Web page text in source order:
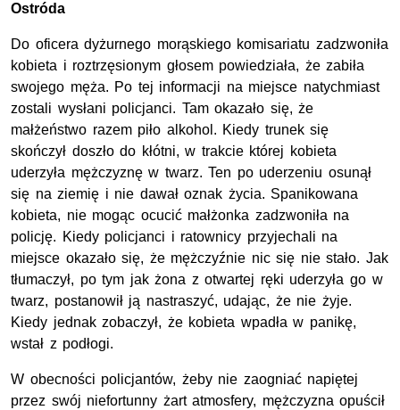
Ostróda
Do oficera dyżurnego morąskiego komisariatu zadzwoniła
kobieta i roztrzęsionym głosem powiedziała, że zabiła
swojego męża. Po tej informacji na miejsce natychmiast
zostali wysłani policjanci. Tam okazało się, że
małżeństwo razem piło alkohol. Kiedy trunek się
skończył doszło do kłótni, w trakcie której kobieta
uderzyła mężczyznę w twarz. Ten po uderzeniu osunął
się na ziemię i nie dawał oznak życia. Spanikowana
kobieta, nie mogąc ocucić małżonka zadzwoniła na
policję. Kiedy policjanci i ratownicy przyjechali na
miejsce okazało się, że mężczyźnie nic się nie stało. Jak
tłumaczył, po tym jak żona z otwartej ręki uderzyła go w
twarz, postanowił ją nastraszyć, udając, że nie żyje.
Kiedy jednak zobaczył, że kobieta wpadła w panikę,
wstał z podłogi.
W obecności policjantów, żeby nie zaogniać napiętej
przez swój niefortunny żart atmosfery, mężczyzna opuścił